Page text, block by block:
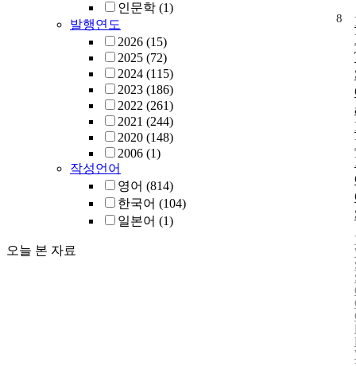
인문학 (1)
발행연도
2026 (15)
2025 (72)
2024 (115)
2023 (186)
2022 (261)
2021 (244)
2020 (148)
2006 (1)
작성언어
영어 (814)
한국어 (104)
일본어 (1)
오늘 본 자료
8